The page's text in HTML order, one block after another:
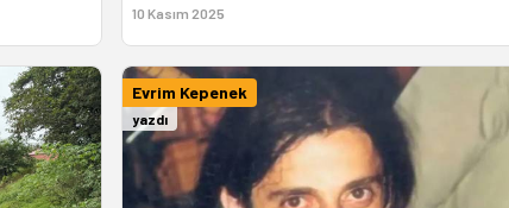
10 Kasım 2025
Evrim Kepenek
yazdı